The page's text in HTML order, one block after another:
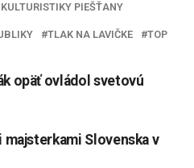
PIEŠŤANY
TLAK NA LAVIČKE TOP
opäť ovládol svetovú
majsterkami Slovenska v